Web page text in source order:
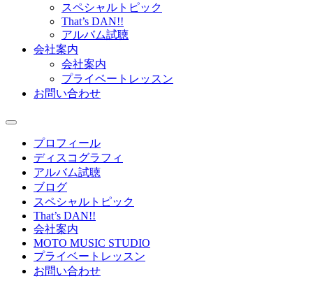
スペシャルトピック
That’s DAN!!
アルバム試聴
会社案内
会社案内
プライベートレッスン
お問い合わせ
プロフィール
ディスコグラフィ
アルバム試聴
ブログ
スペシャルトピック
That’s DAN!!
会社案内
MOTO MUSIC STUDIO
プライベートレッスン
お問い合わせ